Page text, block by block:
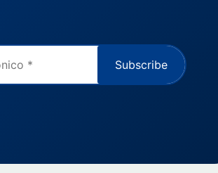
Subscribe